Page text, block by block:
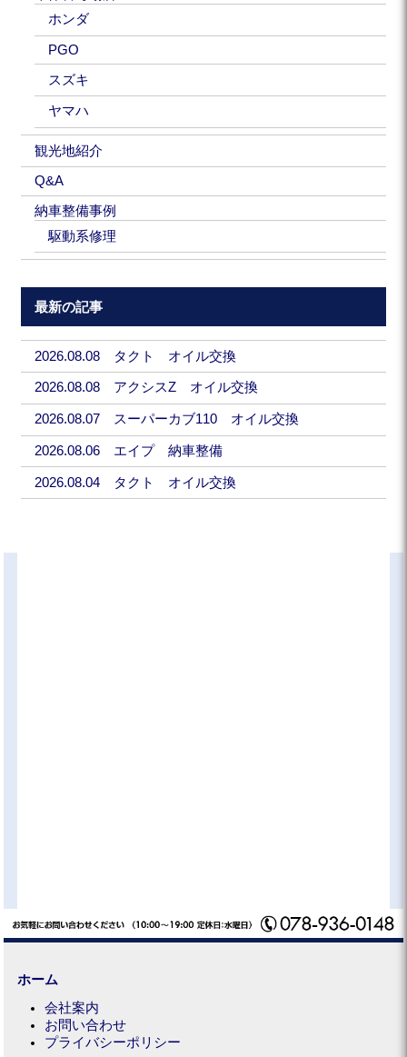
ホンダ
PGO
スズキ
ヤマハ
観光地紹介
Q&A
納車整備事例
駆動系修理
最新の記事
2026.08.08 タクト オイル交換
2026.08.08 アクシスZ オイル交換
2026.08.07 スーパーカブ110 オイル交換
2026.08.06 エイプ 納車整備
2026.08.04 タクト オイル交換
ホーム
会社案内
お問い合わせ
プライバシーポリシー